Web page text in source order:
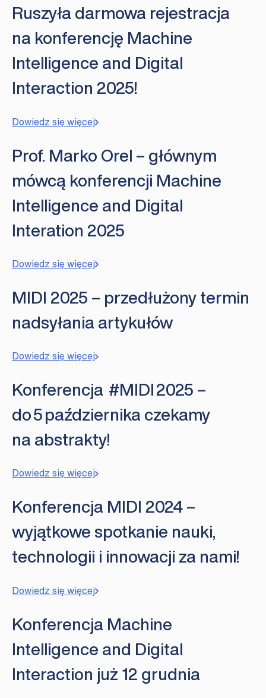
Ruszyła darmowa rejestracja
na konferencję Machine
Intelligence and Digital
Interaction 2025!
Dowiedz się więcej
Prof. Marko Orel – głównym
mówcą konferencji Machine
Intelligence and Digital
Interation 2025
Dowiedz się więcej
MIDI 2025 – przedłużony termin
nadsyłania artykułów
Dowiedz się więcej
Konferencja #MIDI 2025 –
do 5 października czekamy
na abstrakty!
Dowiedz się więcej
Konferencja MIDI 2024 –
wyjątkowe spotkanie nauki,
technologii i innowacji za nami!
Dowiedz się więcej
Konferencja Machine
Intelligence and Digital
Interaction już 12 grudnia